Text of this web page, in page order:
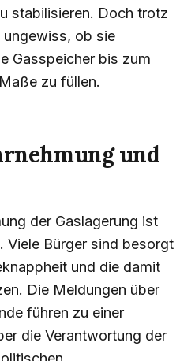
stabilisieren. Doch trotz
ob sie
Gasspeicher bis zum
zu füllen.
und
der Gaslagerung ist
Viele Bürger sind besorgt
und die damit
Die Meldungen über
führen zu einer
die Verantwortung der